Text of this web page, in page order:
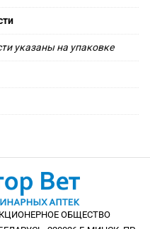
указаны на упаковке
ОБЩЕСТВО